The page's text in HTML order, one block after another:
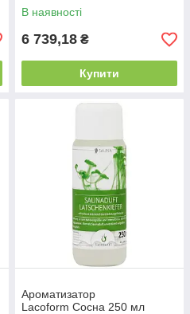
В наявності
6 739,18 ₴
Купити
Ароматизатор
Lacoform Сосна 250 мл